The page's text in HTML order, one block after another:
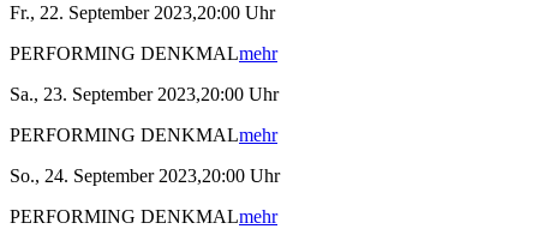
Fr., 22. September 2023,20:00 Uhr
PERFORMING DENKMALmehr
Sa., 23. September 2023,20:00 Uhr
PERFORMING DENKMALmehr
So., 24. September 2023,20:00 Uhr
PERFORMING DENKMALmehr